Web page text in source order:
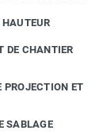
DE CHANTIER
PROJECTION ET
SABLAGE